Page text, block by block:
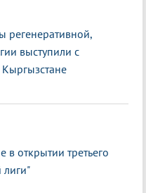
выступили с
в открытии третьего
лиги"